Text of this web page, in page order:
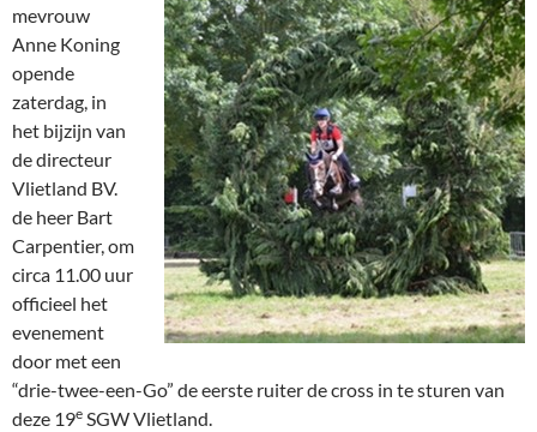
mevrouw
Anne Koning
opende
zaterdag, in
het bijzijn van
de directeur
Vlietland BV.
de heer Bart
Carpentier, om
circa 11.00 uur
officieel het
evenement
door met een
“drie-twee-een-Go” de eerste ruiter de cross in te sturen van
deze 19e SGW Vlietland.